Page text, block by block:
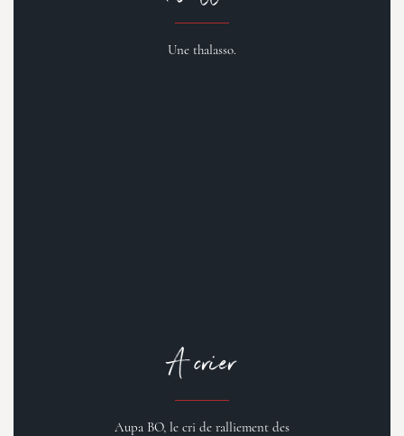
Une thalasso.
A crier
Aupa BO, le cri de ralliement des